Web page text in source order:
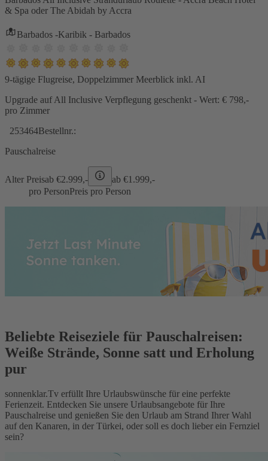
& Spa oder The Abidah by Accra
Barbados -Karibik - Barbados
9-tägige Flugreise, Doppelzimmer Meerblick inkl. AI
Upgrade auf All Inclusive Verpflegung geschenkt - Wert: € 798,-
pro Zimmer
253464Bestellnr.:
Pauschalreise
Alter Preisab €2.999,- ab €1.999,-
pro PersonPreis pro Person
Beliebte Reiseziele für Pauschalreisen:
Weiße Strände, Sonne satt und Erholung
pur
sonnenklar.Tv erfüllt Ihre Urlaubswünsche für eine perfekte
Ferienzeit. Entdecken Sie unsere Urlaubsangebote für Ihre
Pauschalreise und genießen Sie den Urlaub am Strand Ihrer Wahl
auf den Kanaren, in der Türkei, oder soll es doch lieber ein Fernziel
sein?